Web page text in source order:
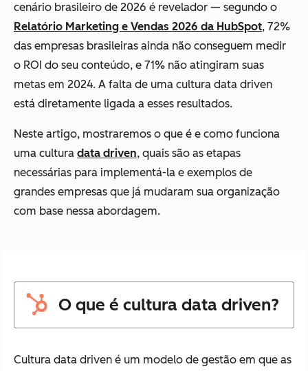
cenário brasileiro de 2026 é revelador — segundo o
Relatório Marketing e Vendas 2026 da HubSpot, 72%
das empresas brasileiras ainda não conseguem medir
o ROI do seu conteúdo, e 71% não atingiram suas
metas em 2024. A falta de uma cultura data driven
está diretamente ligada a esses resultados.
Neste artigo, mostraremos o que é e como funciona
uma cultura data driven, quais são as etapas
necessárias para implementá-la e exemplos de
grandes empresas que já mudaram sua organização
com base nessa abordagem.
O que é cultura data driven?
Cultura data driven é um modelo de gestão em que as